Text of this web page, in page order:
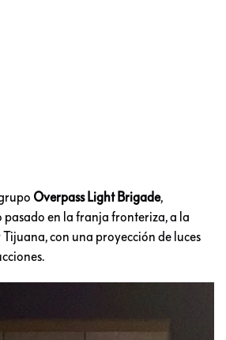
Overpass Light Brigade,
pasado en la franja fronteriza, a la
con una proyección de luces